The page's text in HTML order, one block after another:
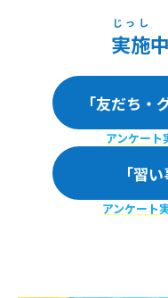
実施
じっし
「友だち・
アンケート
「習
アンケート